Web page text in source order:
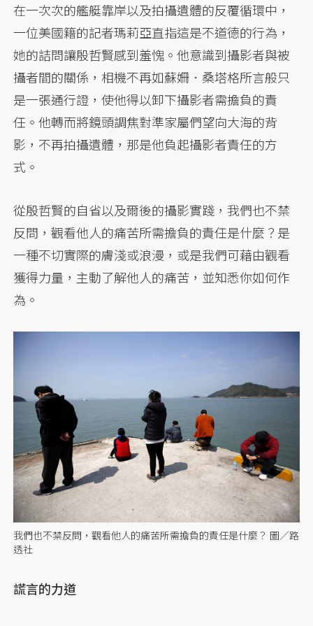
在一次次的艦艇靠岸以及拍攝遺體的反覆循環中，
一位美國籍的記者瑪莉亞直指這是不道德的行為，
她的詰問讓殷哲賢感到羞愧。他意識到攝影者與被
攝者間的關係，相機不再如蘇姍．桑塔格所言般只
是一張通行證，使他得以卸下攝影者需擔負的責
任。他轉而將鏡頭調焦對準家屬們望向大海的背
影，不再拍攝遺體，那是他負起攝影者責任的方
式。
從殷哲賢的自省以及爾後的攝影實踐，我們也不禁
反問，觀看他人的痛苦所需擔負的責任是什麼？是
一種不切實際的膚淺或浪漫，或是我們可藉由觀看
獲得力量，主動了解他人的痛苦，並知悉你如何作
為。
我們也不禁反問，觀看他人的痛苦所需擔負的責任是什麼？ 圖／路
透社
謊言的力道